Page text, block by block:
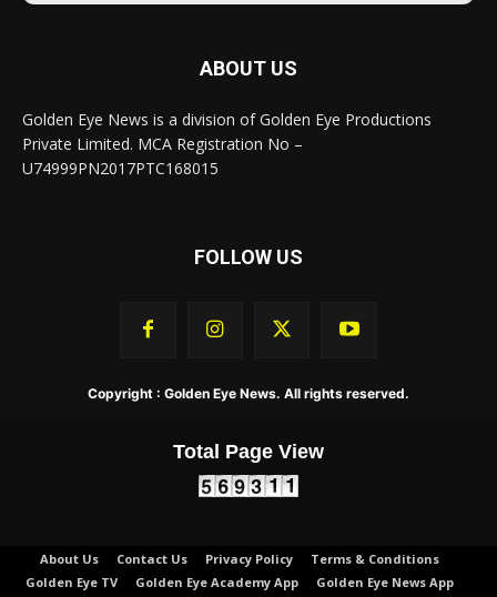
ABOUT US
Golden Eye News is a division of Golden Eye Productions
Private Limited. MCA Registration No –
U74999PN2017PTC168015
FOLLOW US
Copyright : Golden Eye News. All rights reserved.
Total Page View
About Us Contact Us Privacy Policy
Terms & Conditions
Golden Eye TV
Golden Eye Academy App
Golden Eye News App